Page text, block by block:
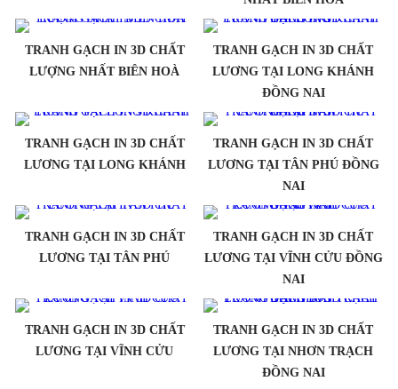
TRANH GẠCH IN 3D CHẤT
LƯỢNG NHẤT BIÊN HOÀ
TRANH GẠCH IN 3D CHẤT
LƯƠNG TẠI LONG KHÁNH
ĐỒNG NAI
TRANH GẠCH IN 3D CHẤT
LƯƠNG TẠI LONG KHÁNH
TRANH GẠCH IN 3D CHẤT
LƯƠNG TẠI TÂN PHÚ ĐỒNG
NAI
TRANH GẠCH IN 3D CHẤT
LƯƠNG TẠI TÂN PHÚ
TRANH GẠCH IN 3D CHẤT
LƯƠNG TẠI VĨNH CỬU ĐỒNG
NAI
TRANH GẠCH IN 3D CHẤT
LƯƠNG TẠI VĨNH CỬU
TRANH GẠCH IN 3D CHẤT
LƯƠNG TẠI NHƠN TRẠCH
ĐỒNG NAI